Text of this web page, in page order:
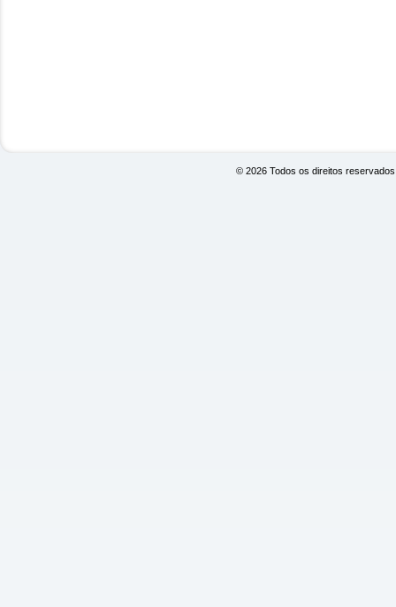
© 2026 Todos os direitos